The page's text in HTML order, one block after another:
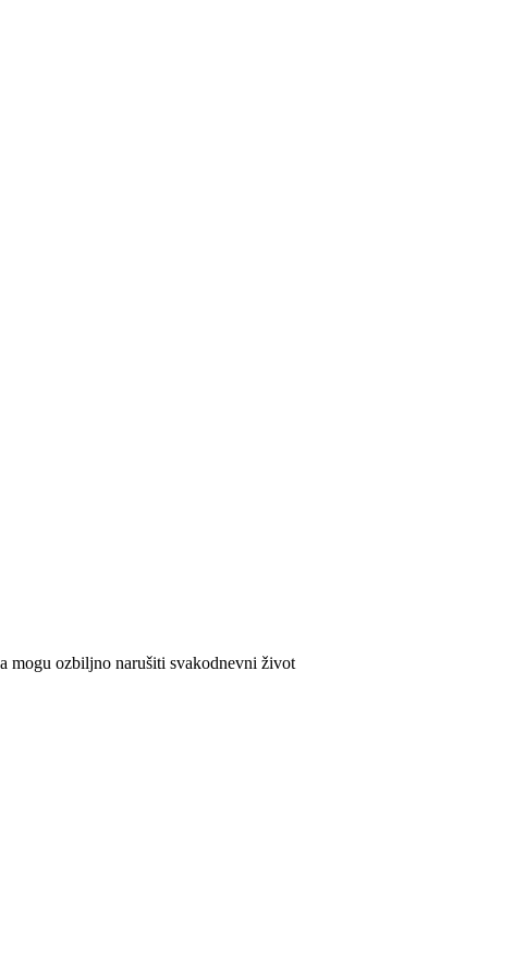
mogu ozbiljno narušiti svakodnevni život